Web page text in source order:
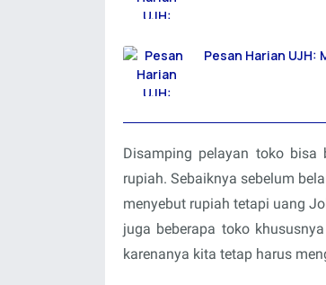
Pesan Harian UJH:
Disamping pelayan toko bisa
rupiah. Sebaiknya sebelum
menyebut rupiah tetapi uang
juga beberapa toko
karenanya kita tetap harus